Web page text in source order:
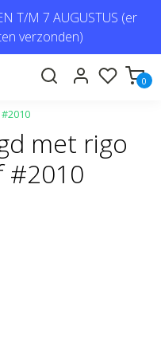
T/M 7 AUGUSTUS (er
verzonden)
0
met rigo
#2010